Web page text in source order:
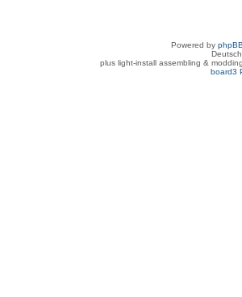
Powered by phpBB
plus light-install assembling &
board3